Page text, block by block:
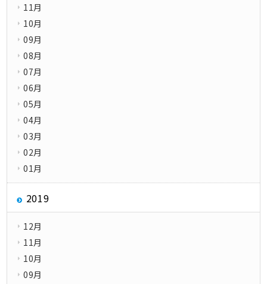
11月
10月
09月
08月
07月
06月
05月
04月
03月
02月
01月
2019
12月
11月
10月
09月